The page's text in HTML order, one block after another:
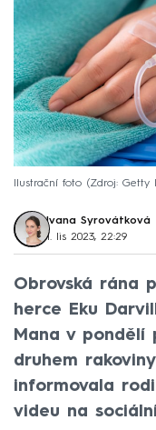
Ilustrační foto Zdroj: Getty
Ivana Syrovátková
1. lis 2023, 22:29
Obrovská rána
herce Eku
Mana v pondělí
druhem
informovala
videu na